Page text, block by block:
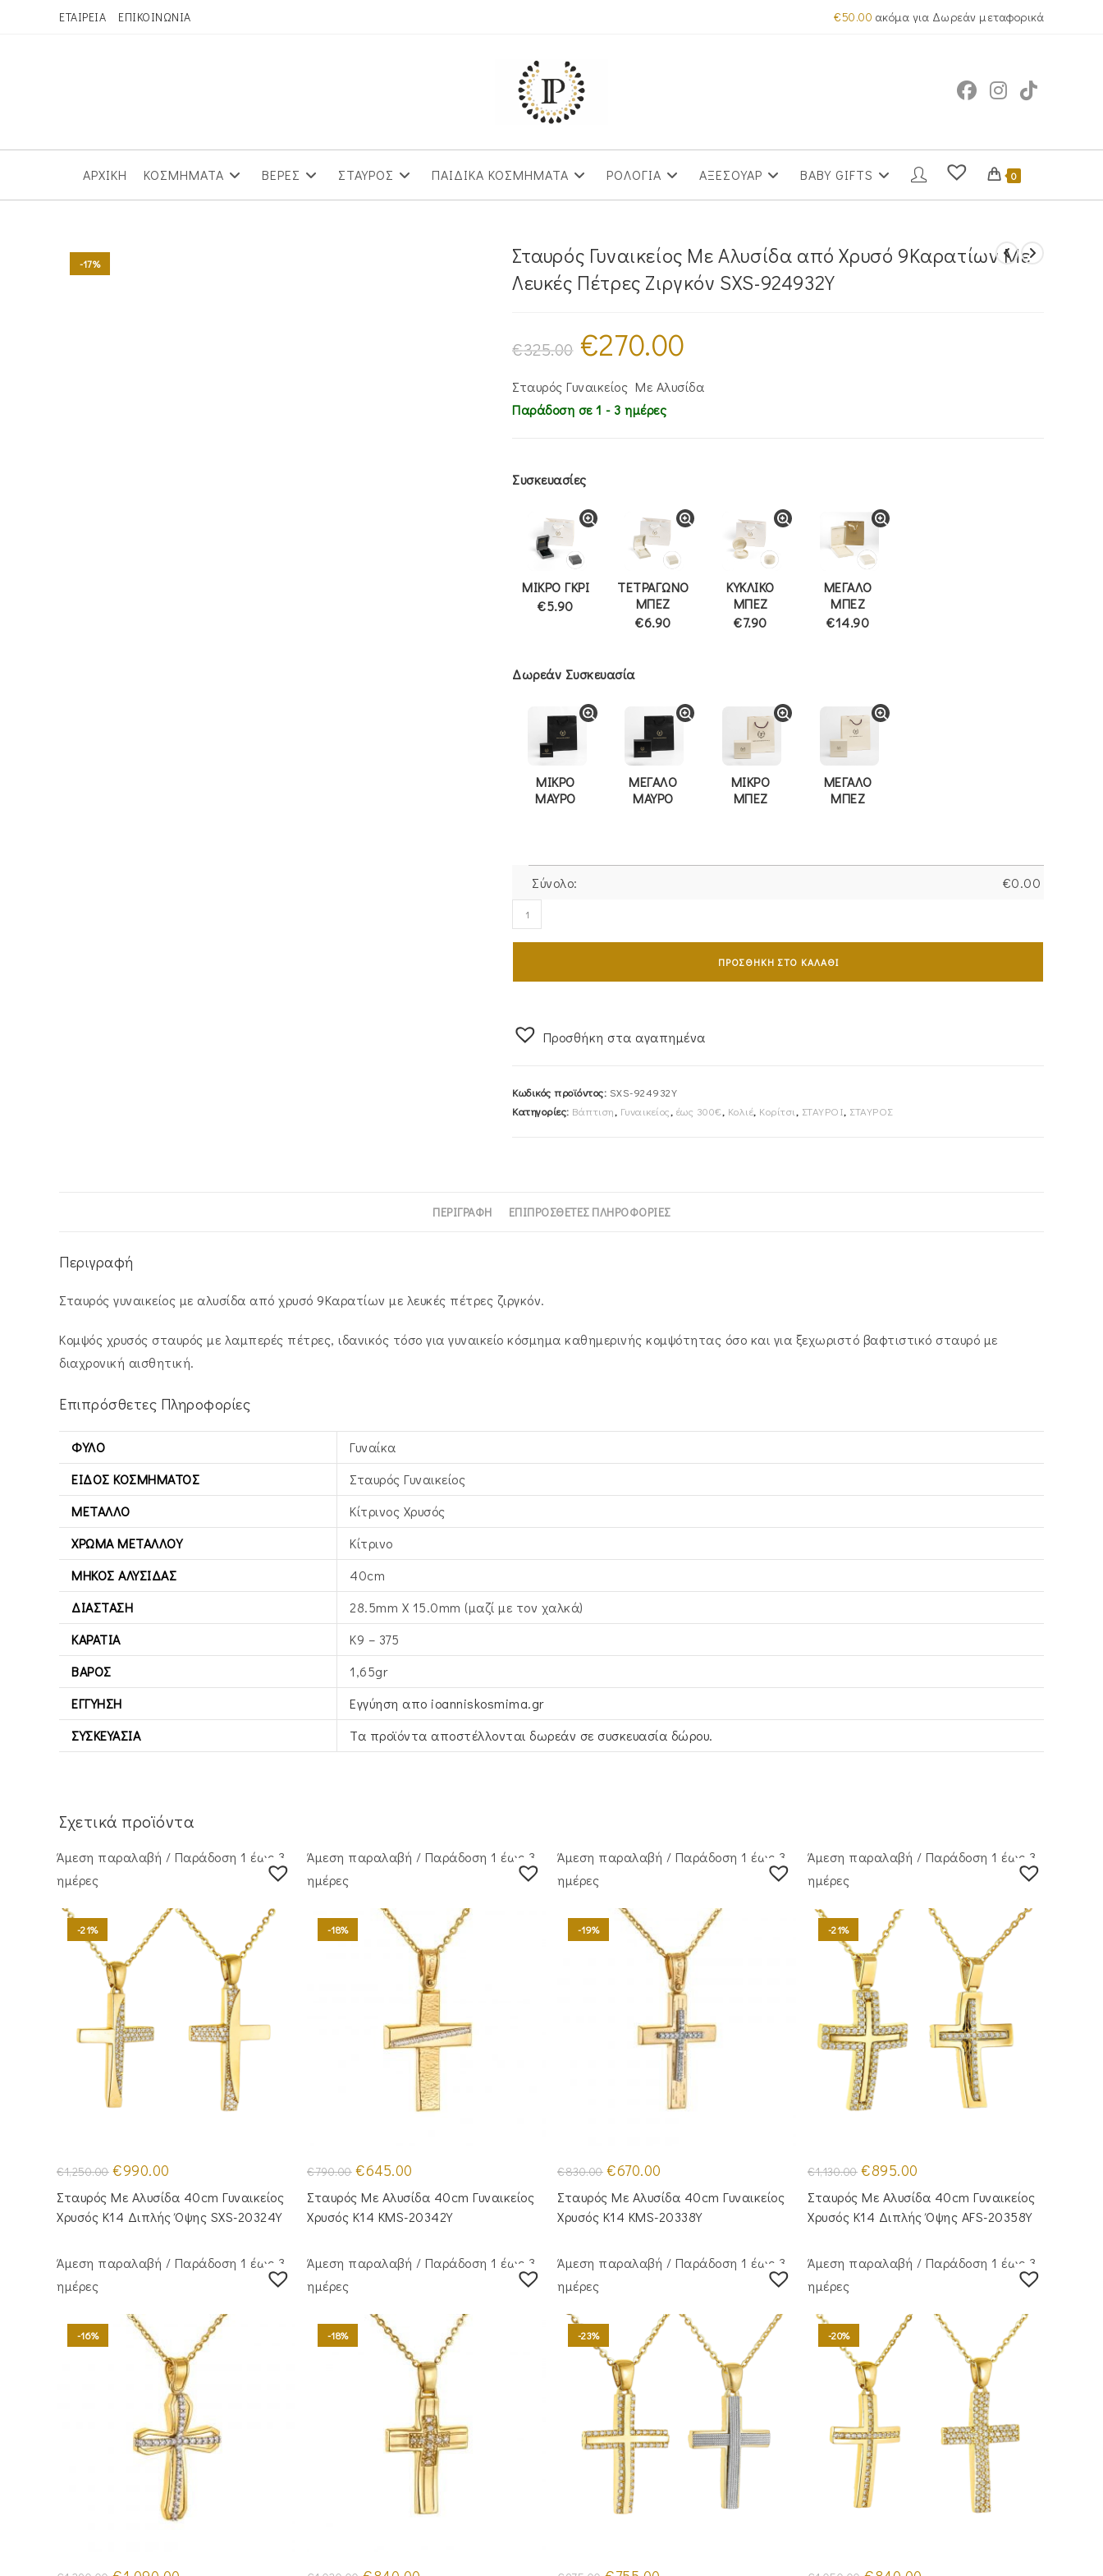
ΕΤΑΙΡΕΙΑ ΕΠΙΚΟΙΝΩΝΙΑ €50.00 ακόμα για Δωρεάν μεταφορικά
ΑΡΧΙΚΗ ΚΟΣΜΗΜΑΤΑ ΒΕΡΕΣ ΣΤΑΥΡΟΣ ΠΑΙΔΙΚΑ ΚΟΣΜΗΜΑΤΑ ΡΟΛΟΓΙΑ ΑΞΕΣΟΥΑΡ BABY GIFTS 0
-17%
Σταυρός Γυναικείος Με Αλυσίδα από Χρυσό 9Καρατίων Με
Λευκές Πέτρες Ζιργκόν SXS-924932Y
€325.00
Original
price
was:
€270.00
€270.00.
Σταυρός Γυναικείος Με Αλυσίδα
Παράδοση σε 1 - 3 ημέρες
Συσκευασίες
ΜΙΚΡΟ ΓΚΡΙ
€5.90
ΤΕΤΡΑΓΩΝΟ
ΜΠΕΖ
€6.90
ΚΥΚΛΙΚΟ
ΜΠΕΖ
€7.90
ΜΕΓΑΛΟ
ΜΠΕΖ
€14.90
Δωρεάν Συσκευασία
ΜΙΚΡΟ
ΜΑΥΡΟ
ΜΕΓΑΛΟ
ΜΑΥΡΟ
ΜΙΚΡΟ
ΜΠΕΖ
ΜΕΓΑΛΟ
ΜΠΕΖ
Σύνολο: €0.00
Σταυρός
Γυναικείος
9Καρατίων
Πέτρες
Ζιργκόν
ΠΡΟΣΘΉΚΗ ΣΤΟ ΚΑΛΆΘΙ
Προσθήκη στα αγαπημένα
Κωδικός προϊόντος: SXS-924932Y
Κατηγορίες: Βάπτιση, Γυναικείος, έως 300€, Κολιέ, Κορίτσι , ΣΤΑΥΡΟΙ, ΣΤΑΥΡΟΣ
ΠΕΡΙΓΡΑΦΉ ΕΠΙΠΡΌΣΘΕΤΕΣ ΠΛΗΡΟΦΟΡΊΕΣ
Περιγραφή
Σταυρός γυναικείος με αλυσίδα από χρυσό 9Καρατίων με λευκές πέτρες ζιργκόν.
Κομψός χρυσός σταυρός με λαμπερές πέτρες, ιδανικός τόσο για γυναικείο κόσμημα καθημερινής κομψότητας όσο και για ξεχωριστό βαφτιστικό σταυρό με
διαχρονική αισθητική.
Επιπρόσθετες Πληροφορίες
ΦΎΛΟ
Γυναίκα
ΕΊΔΟΣ ΚΟΣΜΉΜΑΤΟΣ
Σταυρός Γυναικείος
ΜΈΤΑΛΛΟ
Κίτρινος Xρυσός
ΧΡΏΜΑ ΜΕΤΆΛΛΟΥ
Κίτρινο
ΜΉΚΟΣ ΑΛΥΣΊΔΑΣ
40cm
ΔΙΆΣΤΑΣΗ
28.5mm X 15.0mm (μαζί με τον χαλκά)
ΚΑΡΆΤΙΑ
Κ9 – 375
ΒΆΡΟΣ
1,65gr
ΕΓΓΎΗΣΗ
Εγγύηση απο ioanniskosmima.gr
ΣΥΣΚΕΥΑΣΊΑ
Τα προϊόντα αποστέλλονται δωρεάν σε συσκευασία δώρου.
Σχετικά προϊόντα
Άμεση παραλαβή / Παράδoση 1 έως 3
ημέρες
-21%
€1,250.00 Original
price
was:
€1,250.00.
€990.00
τιμή
είναι:
€990.00.
Σταυρός Με Αλυσίδα 40cm Γυναικείος
Χρυσός Κ14 Διπλής Όψης SXS-20324Y
Άμεση παραλαβή / Παράδoση 1 έως 3
ημέρες
-18%
€790.00 Original
price
was:
€790.00.
€645.00
τιμή
είναι:
€645.00.
Σταυρός Με Αλυσίδα 40cm Γυναικείος
Χρυσός Κ14 KMS-20342Y
Άμεση παραλαβή / Παράδoση 1 έως 3
ημέρες
-19%
€830.00 Original
price
was:
€830.00.
€670.00
τιμή
είναι:
€670.00.
Σταυρός Με Αλυσίδα 40cm Γυναικείος
Χρυσός Κ14 KMS-20338Y
Άμεση παραλαβή / Παράδoση 1 έως 3
ημέρες
-21%
€1,130.00 Original
price
was:
€1,130.00.
€895.00
τιμή
είναι:
€895.00.
Σταυρός Mε Aλυσίδα 40cm Γυναικείος
Χρυσός Κ14 Διπλής Όψης AFS-20358Y
Άμεση παραλαβή / Παράδoση 1 έως 3
ημέρες
-16%
Άμεση παραλαβή / Παράδoση 1 έως 3
ημέρες
-18%
Άμεση παραλαβή / Παράδoση 1 έως 3
ημέρες
-23%
Άμεση παραλαβή / Παράδoση 1 έως 3
ημέρες
-20%